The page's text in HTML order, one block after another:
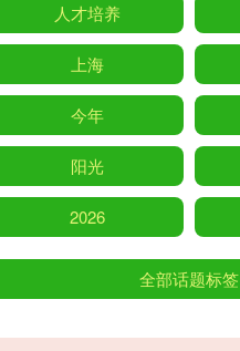
人才培养
上海
今年
阳光
2026
全部话题标签